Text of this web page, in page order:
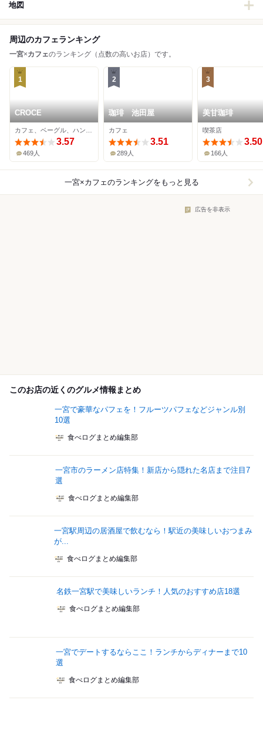
地図
周辺のカフェランキング
一宮×カフェのランキング（点数の高いお店）です。
1
CROCE
3.57
469人
2
珈琲 池田屋
カフェ
3.51
289人
3
美甘珈琲
喫茶店
3.50
166人
一宮×カフェのランキングをもっと見る
広告を非表示
このお店の近くのグルメ情報まとめ
一宮で豪華なパフェを！フルーツパフェなどジャンル別
10選
食べログまとめ編集部
一宮市のラーメン店特集！新店から隠れた名店まで注目7
選
食べログまとめ編集部
一宮駅周辺の居酒屋で飲むなら！駅近の美味しいおつまみ
が...
食べログまとめ編集部
名鉄一宮駅で美味しいランチ！人気のおすすめ店18選
食べログまとめ編集部
一宮でデートするならここ！ランチからディナーまで10
選
食べログまとめ編集部